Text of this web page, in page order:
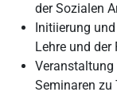
der Sozialen
Initiierung
Lehre und der
Veranstaltung
Seminaren zu